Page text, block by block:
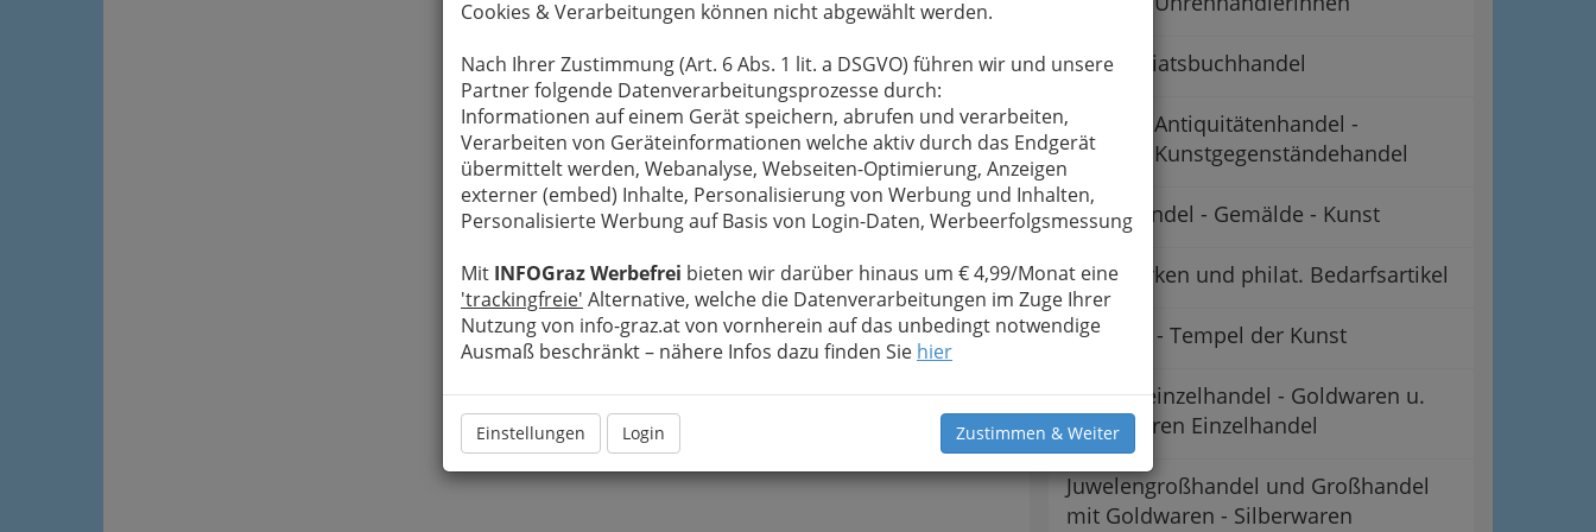
Cookies & Verarbeitungen können nicht abgewählt werden.
Nach Ihrer Zustimmung (Art. 6 Abs. 1 lit. a DSGVO) führen wir und unsere
Partner folgende Datenverarbeitungsprozesse durch:
Informationen auf einem Gerät speichern, abrufen und verarbeiten,
Verarbeiten von Geräteinformationen welche aktiv durch das Endgerät
übermittelt werden, Webanalyse, Webseiten-Optimierung, Anzeigen
externer (embed) Inhalte, Personalisierung von Werbung und Inhalten,
Personalisierte Werbung auf Basis von Login-Daten, Werbeerfolgsmessung
Mit INFOGraz Werbefrei bieten wir darüber hinaus um € 4,99/Monat eine
'trackingfreie' Alternative, welche die Datenverarbeitungen im Zuge Ihrer
Nutzung von info-graz.at von vornherein auf das unbedingt notwendige
Ausmaß beschränkt – nähere Infos dazu finden Sie hier
Einstellungen Login Zustimmen & Weiter
Antiquariatsbuchhandel
Antiquitätenhandel -
Kunstgegenständehandel
Bilderhandel - Gemälde - Kunst
Briefmarken und philat. Bedarfsartikel
Galerien - Tempel der Kunst
Juweleneinzelhandel - Goldwaren u.
Silberwaren Einzelhandel
Juwelengroßhandel und Großhandel
mit Goldwaren - Silberwaren